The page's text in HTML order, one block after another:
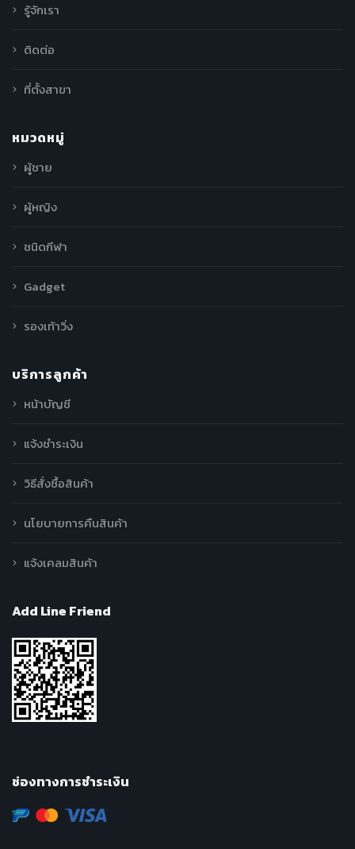
รู้จักเรา
ติดต่อ
ที่ตั้งสาขา
หมวดหมู่
ผู้ชาย
ผู้หญิง
ชนิดกีฬา
Gadget
รองเท้าวิ่ง
บริการลูกค้า
หน้าบัญชี
แจ้งชำระเงิน
วิธีสั่งซื้อสินค้า
นโยบายการคืนสินค้า
แจ้งเคลมสินค้า
Add Line Friend
ช่องทางการชำระเงิน